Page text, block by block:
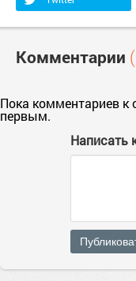
Комментарии
Пока комментариев к
первым.
Написать